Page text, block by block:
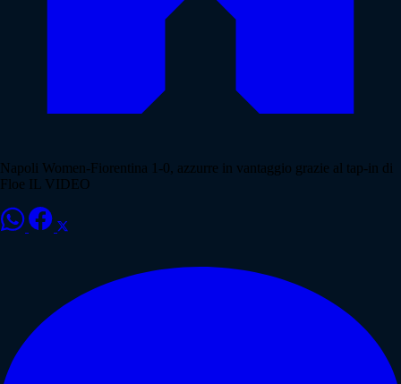
Napoli Women-Fiorentina 1-0, azzurre in vantaggio grazie al tap-in di
Floe IL VIDEO